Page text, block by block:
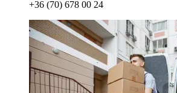
+36 (70) 678 00 24